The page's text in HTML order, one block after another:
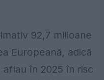
92,7 milioane
Europeană, adică
în 2025 în risc